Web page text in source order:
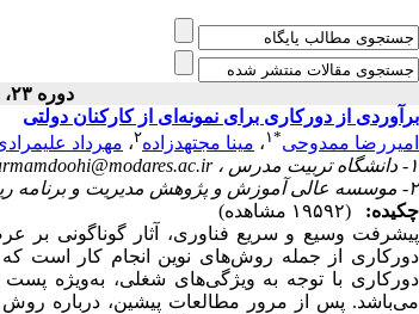
دوره ۲۳، شماره ۲ - ( پاييز و زمستان ۱۳۸۹ )
برآوردی از دورکاری برای نمونه‌ای از کارکنان دولتی
امیررضا ممدوحی*۱ ، مینا مجتهدزاده۲، مهرداد
۱- دانشگاه تربیت مدرس ،
۲- موسسه عالی آموزش و پژوهش مدیریت و برنامه ریزی
چکیده:
(۱۹۵۹۲ مشاهده)
پیشرفت وسیع و سریع فناوری، آثار گوناگونی
دورکاری از جمله روش‌های نوین انجام کار است
دورکاری با توجه به ویژگی‌های شغلی، به‌ویژه
می‌باشد. پس از مرور مطالعات پیشین، درباره